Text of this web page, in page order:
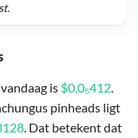
is $0,0₅412.
pinheads ligt
. Dat betekent dat